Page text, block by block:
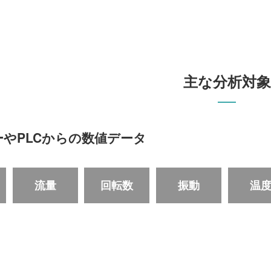
主な分析対象
PLCからの数値データ
流量 回転数 振動 温度